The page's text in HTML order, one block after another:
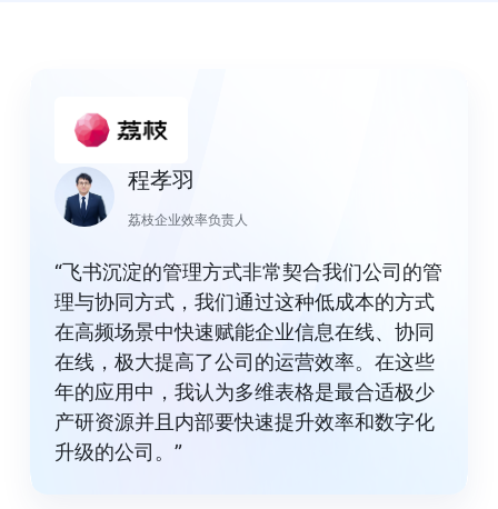
程孝羽
荔枝企业效率负责人
“飞书沉淀的管理方式非常契合我们公司的管
理与协同方式，我们通过这种低成本的方式
在高频场景中快速赋能企业信息在线、协同
在线，极大提高了公司的运营效率。在这些
年的应用中，我认为多维表格是最合适极少
产研资源并且内部要快速提升效率和数字化
升级的公司。”